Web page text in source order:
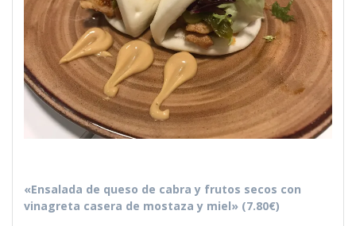
«Ensalada de queso de cabra y frutos secos con
vinagreta casera de mostaza y miel» (7.80€)